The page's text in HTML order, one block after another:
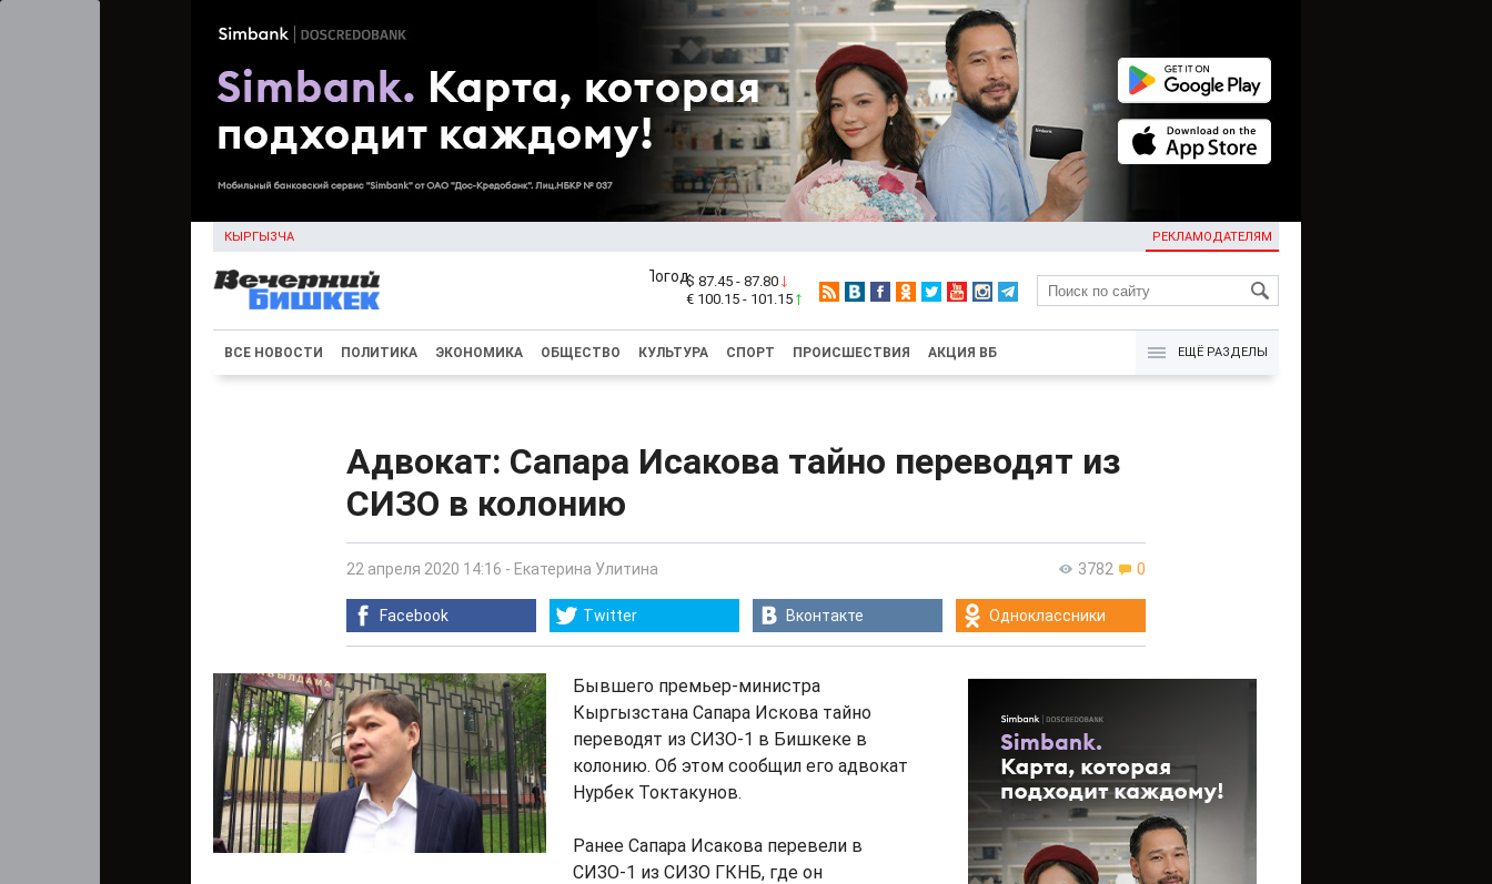
КЫРГЫЗЧА РЕКЛАМОДАТЕЛЯМ
KG
$ 87.45 - 87.80
€ 100.15 - 101.15
ВСЕ НОВОСТИ ПОЛИТИКА ЭКОНОМИКА ОБЩЕСТВО КУЛЬТУРА СПОРТ ПРОИСШЕСТВИЯ АКЦИЯ ВБ ЕЩЁ РАЗДЕЛЫ
Адвокат: Сапара Исакова тайно переводят из
СИЗО в колонию
3782 0
22 апреля 2020 14:16 - Екатерина Улитина
Facebook Twitter Вконтакте Одноклассники
Бывшего премьер-министра
Кыргызстана Сапара Искова тайно
переводят из СИЗО-1 в Бишкеке в
колонию. Об этом сообщил его адвокат
Нурбек Токтакунов.
Ранее Сапара Исакова перевели в
СИЗО-1 из СИЗО ГКНБ, где он